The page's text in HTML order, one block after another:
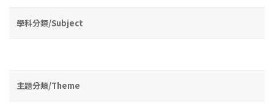
學科分類/Subject
主題分類/Theme